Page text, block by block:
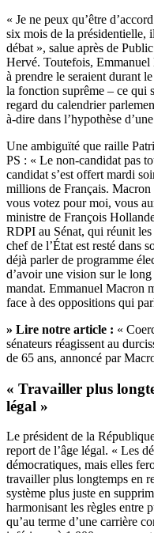
« Je ne peux qu’être
six mois de la présidentielle,
débat », salue après de
Hervé. Toutefois, Emmanuel
à prendre le seraient durant
la fonction suprême – ce qui
regard du calendrier
à-dire dans l’hypothèse
Une ambiguïté que raille
PS : « Le non-candidat pas
candidat s’est offert mardi
millions de Français. Macron
vous votez pour moi, vous
ministre de François
RDPI au Sénat, qui réunit
chef de l’État est resté dans
déjà parler de programme
d’avoir une vision sur le
mandat. Emmanuel Macron
face à des oppositions qui
» Lire notre article : «
sénateurs réagissent au
de 65 ans, annoncé par
« Travailler plus
légal »
Le président de la
report de l’âge légal. « Les
démocratiques, mais elles
travailler plus longtemps en
système plus juste en
harmonisant les règles entre
qu’au terme d’une carrière